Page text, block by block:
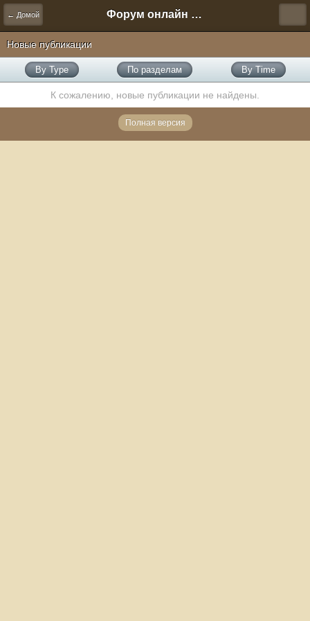
← Домой Форум онлайн игры "Новая Эра" (Нюра Биз)
Новые публикации
By Type По разделам By Time
К сожалению, новые публикации не найдены.
Полная версия